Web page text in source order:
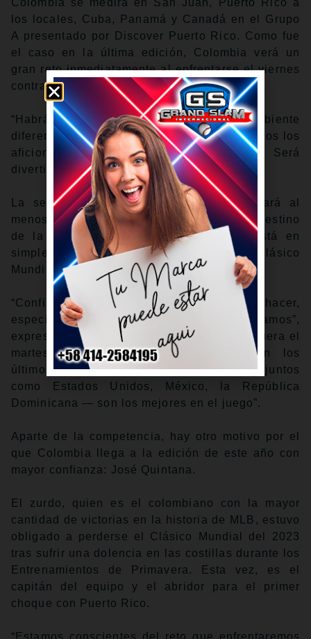
Colombia se medirá en San Juan, Puerto Rico a
los locales, Cuba, Panamá y Canadá en el Grupo
A presentado por Discover Puerto Rico. Como fue
el caso en la última edición, Colombia verá un
gran reto inmediatamente al enfrentarse el viernes
contra Puerto Rico a las 6 p.m. ET por FS1.
“Habrá bastante energía. Será un ambiente
diferente”, reconoció Urshela. “Tendrán a todos los
aficionados gritando y apoyándolos. Será
divertido”.
La selección Colombia sabe que necesitará al
menos dos victorias para evitar el mismo destino
de la última vez, pero su enfoque no está en
simplemente asegurar su cupo para el Clásico
Mundial del 2029.
“Confiamos bastante en lo que podemos hacer,
especialmente en el grupo en que estamos”,
expresó el dirigente colombiano José Mosquera el
martes. “Tenemos equipos similares. En los
últimos dos Clásicos, nos enfrentamos a conjuntos
como Estados Unidos, México, la República
Dominicana — son los mejores en el juego”.
Aparte de la competencia, hay otro motivo por el
que Colombia llega a la edición de este año con
mayor confianza: José Quintana.
El zurdo, quien es el colombiano con la mayor
cantidad de victorias en la historia de MLB, estuvo
obligado a perderse el Clásico Mundial del 2023
tras sufrir una dolencia en las costillas durante los
Entrenamientos de Primavera. Esta vez, es el
capitán del equipo y el abridor para el primer
choque con Puerto Rico.